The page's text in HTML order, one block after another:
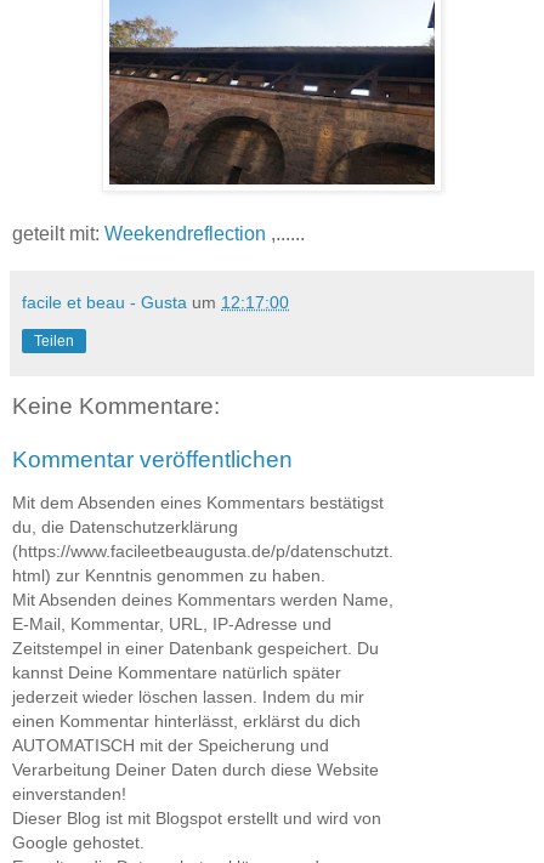
geteilt mit: Weekendreflection ,......
facile et beau - Gusta um 12:17:00
Teilen
Keine Kommentare:
Kommentar veröffentlichen
Mit dem Absenden eines Kommentars bestätigst
du, die Datenschutzerklärung
(https://www.facileetbeaugusta.de/p/datenschutzt.
html) zur Kenntnis genommen zu haben.
Mit Absenden deines Kommentars werden Name,
E-Mail, Kommentar, URL, IP-Adresse und
Zeitstempel in einer Datenbank gespeichert. Du
kannst Deine Kommentare natürlich später
jederzeit wieder löschen lassen. Indem du mir
einen Kommentar hinterlässt, erklärst du dich
AUTOMATISCH mit der Speicherung und
Verarbeitung Deiner Daten durch diese Website
einverstanden!
Dieser Blog ist mit Blogspot erstellt und wird von
Google gehostet.